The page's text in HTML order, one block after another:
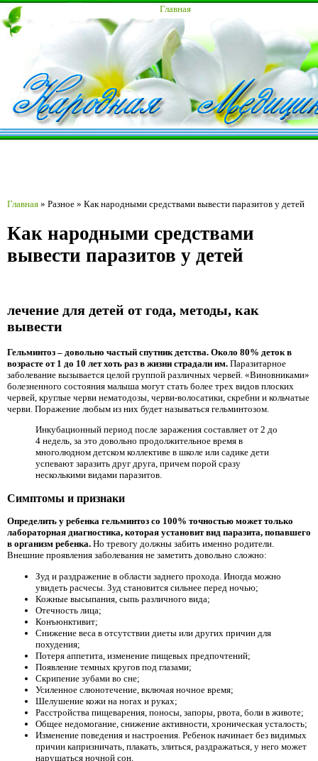
Главная
Главная » Разное » Как народными средствами вывести паразитов у детей
Как народными средствами
вывести паразитов у детей
лечение для детей от года, методы, как
вывести
Гельминтоз – довольно частый спутник детства. Около 80% деток в
возрасте от 1 до 10 лет хоть раз в жизни страдали им. Паразитарное
заболевание вызывается целой группой различных червей. «Виновниками»
болезненного состояния малыша могут стать более трех видов плоских
червей, круглые черви нематодозы, черви-волосатики, скребни и кольчатые
черви. Поражение любым из них будет называться гельминтозом.
Инкубационный период после заражения составляет от 2 до
4 недель, за это довольно продолжительное время в
многолюдном детском коллективе в школе или садике дети
успевают заразить друг друга, причем порой сразу
несколькими видами паразитов.
Симптомы и признаки
Определить у ребенка гельминтоз со 100% точностью может только
лабораторная диагностика, которая установит вид паразита, попавшего
в организм ребенка. Но тревогу должны забить именно родители.
Внешние проявления заболевания не заметить довольно сложно:
Зуд и раздражение в области заднего прохода. Иногда можно
увидеть расчесы. Зуд становится сильнее перед ночью;
Кожные высыпания, сыпь различного вида;
Отечность лица;
Конъюнктивит;
Снижение веса в отсутствии диеты или других причин для
похудения;
Потеря аппетита, изменение пищевых предпочтений;
Появление темных кругов под глазами;
Скрипение зубами во сне;
Усиленное слюнотечение, включая ночное время;
Шелушение кожи на ногах и руках;
Расстройства пищеварения, поносы, запоры, рвота, боли в животе;
Общее недомогание, снижение активности, хроническая усталость;
Изменение поведения и настроения. Ребенок начинает без видимых
причин капризничать, плакать, злиться, раздражаться, у него может
нарушаться ночной сон.